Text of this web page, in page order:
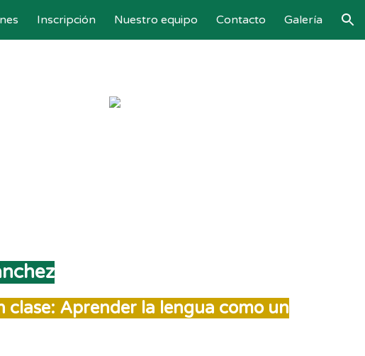
navigationInscripción Nuestro equipo Contacto Galería
clase: Aprender la lengua como un